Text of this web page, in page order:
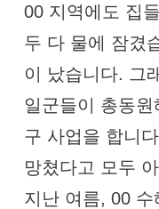
00 지역에도 집
두 다 물에 잠겼
이 났습니다. 그
일군들이 총동
구 사업을 합니
망쳤다고 모두
지난 여름, 00